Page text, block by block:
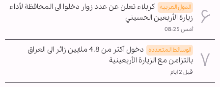
الدول العربیه كربلاء تعلن عن عدد زوار دخلوا الى المحافظة لأداء
زيارة الأربعين الحسيني
أمس 08:25
الوسائط المتعدده
دخول أكثر من 4.8 ملايين زائر الى العراق
بالتزامن مع الزيارة الأربعينية
قبل 2 ايام